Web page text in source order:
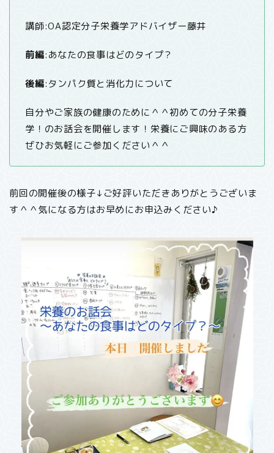
講師:OA認定分子栄養学アドバイザー藤井
前編:あなたの食事はどのタイプ？
後編:タンパク質と消化力について
自分やご家族の健康のために＾＾初めての分子栄養
学！のお話会を開催します！栄養にご興味のある方
ぜひお気軽にご参加ください＾＾
前回の開催後の様子↓ご好評いただきありがとうございま
す＾＾気になる方はお早めにお申込みください♪